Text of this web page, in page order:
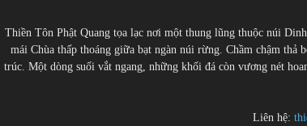
Thiền Tôn Phật Quang tọa lạc nơi một thung lũng thuộc núi
mái Chùa thấp thoáng giữa bạt ngàn núi rừng. Chầm chậm
trúc. Một dòng suối vắt ngang, những khối đá còn vương nét
Liên hệ: